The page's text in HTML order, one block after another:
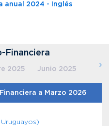
anual 2024 - Inglés
Financiera
2025 Junio 2025
2025
a Marzo 2026